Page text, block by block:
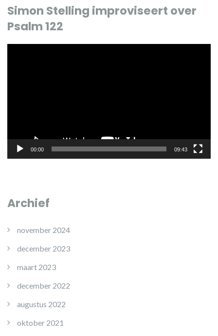
Simon Stelling improviseert over
Psalm 122
00:00 09:43
Archief
november 2024
december 2023
maart 2023
december 2022
augustus 2022
oktober 2021